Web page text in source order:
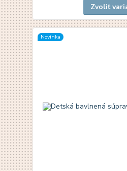
Zvoliť
Novinka